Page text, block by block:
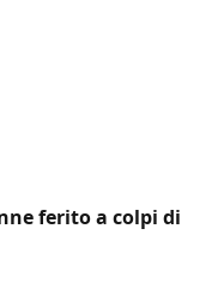
ferito a colpi di